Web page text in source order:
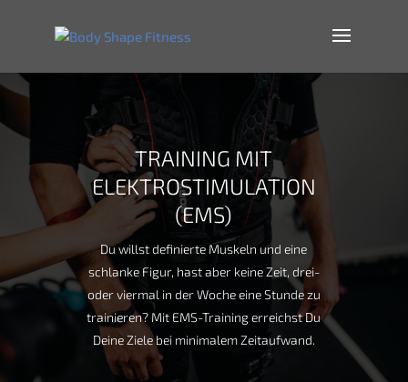
TRAINING MIT
ELEKTROSTIMULATION
(EMS)
Du willst definierte Muskeln und eine
schlanke Figur, hast aber keine Zeit, drei-
oder viermal in der Woche eine Stunde zu
trainieren? Mit EMS-Training erreichst Du
Deine Ziele bei minimalem Zeitaufwand.